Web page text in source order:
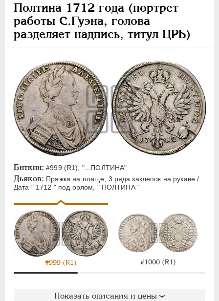
Полтина 1712 года (портрет
работы С.Гуэна, голова
разделяет надпись, титул ЦРЬ)
Биткин: #999 (R1), "...ПОЛТИНА"
Дьяков: Пряжка на плаще, 3 ряда заклепок на рукаве /
Дата " 1712 " под орлом, " ПОЛТИНА "
#999 (R1) #1000 (R1)
Показать описания и цены
Медь
Пробные
Для Речи Посполитой
ЕКАТЕРИНА I 1725-1727
ПЕТР II 1727-1729
АННА ИОАННОВНА 1730-1740
ИОАНН АНТОНОВИЧ 1740-1741
ЕЛИЗАВЕТА 1741-1762
ПЕТР III 1762-1762
ЕКАТЕРИНА II 1762-1796
ПАВЕЛ I 1796-1801
АЛЕКСАНДР I 1801-1825
НИКОЛАЙ I
1826-1855
АЛЕКСАНДР II 1855-1881
АЛЕКСАНДР III 1881-1894
НИКОЛАЙ II 1894-1917
ВРЕМЕННОЕ ПРАВ. 1917-1918
ИНОСТРАННЫЕ